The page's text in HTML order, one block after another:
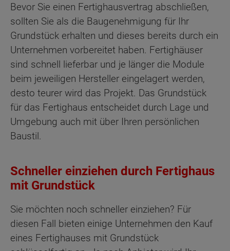
Bevor Sie einen Fertighausvertrag abschließen,
sollten Sie als die Baugenehmigung für Ihr
Grundstück erhalten und dieses bereits durch ein
Unternehmen vorbereitet haben. Fertighäuser
sind schnell lieferbar und je länger die Module
beim jeweiligen Hersteller eingelagert werden,
desto teurer wird das Projekt. Das Grundstück
für das Fertighaus entscheidet durch Lage und
Umgebung auch mit über Ihren persönlichen
Baustil.
Schneller einziehen durch Fertighaus
mit Grundstück
Sie möchten noch schneller einziehen? Für
diesen Fall bieten einige Unternehmen den Kauf
eines Fertighauses mit Grundstück